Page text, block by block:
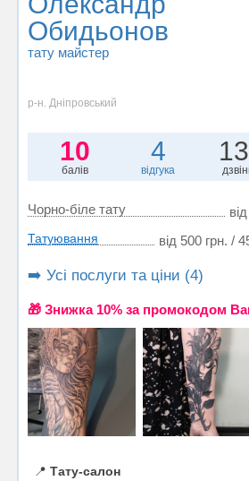
Обидьонов
тату майстер
р-н. Дніпровський
10
балів
4
відгука
Чорно-біле тату
Татуювання від 500 грн. /
➡️ Усі послуги та ціни (4)
🎁 Знижка 10% за промокодом
📍 Тату-салон